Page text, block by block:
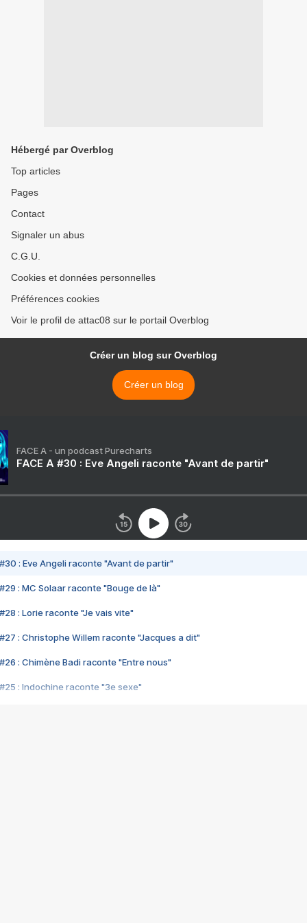
Hébergé par Overblog
Top articles
Pages
Contact
Signaler un abus
C.G.U.
Cookies et données personnelles
Préférences cookies
Voir le profil de attac08 sur le portail Overblog
Créer un blog sur Overblog
Créer un blog
FACE A - un podcast Purecharts
FACE A #30 : Eve Angeli raconte "Avant de partir"
#30 : Eve Angeli raconte "Avant de partir"
#29 : MC Solaar raconte "Bouge de là"
#28 : Lorie raconte "Je vais vite"
#27 : Christophe Willem raconte "Jacques a dit"
#26 : Chimène Badi raconte "Entre nous"
#25 : Indochine raconte "3e sexe"